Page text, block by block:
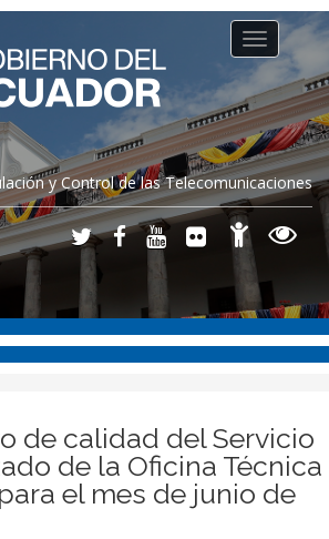
y Control de las Telecomunicaciones
Toggle
navigation
de calidad del Servicio
de la Oficina Técnica
el mes de junio de